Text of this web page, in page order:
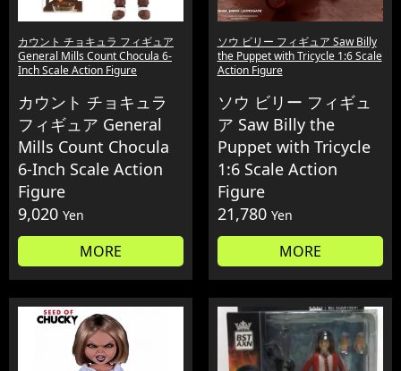
カウント チョキュラ フィギュア
General Mills Count Chocula 6-
Inch Scale Action Figure
カウント チョキュラ
フィギュア General
Mills Count Chocula
6-Inch Scale Action
Figure
9,020 Yen
MORE
ソウ ビリー フィギュア Saw Billy
the Puppet with Tricycle 1:6 Scale
Action Figure
ソウ ビリー フィギュ
ア Saw Billy the
Puppet with Tricycle
1:6 Scale Action
Figure
21,780 Yen
MORE